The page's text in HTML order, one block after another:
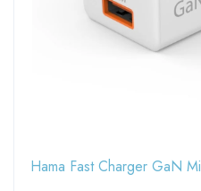
Hama Fast Charger GaN